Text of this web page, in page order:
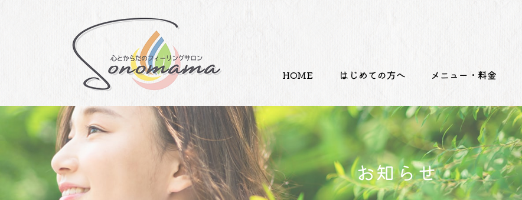
HOME はじめての方へ メニュー・料金
お知らせ